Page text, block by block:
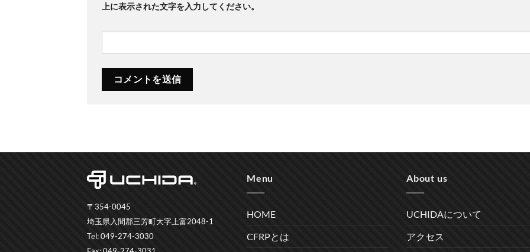
上に表示された文字を入力してください。
〒354-0045
埼玉県入間郡三芳町大字上富2048-1
Tel: 049-274-3030
Menu
HOME
CFRPとは
About us
UCHIDAについて
アクセス